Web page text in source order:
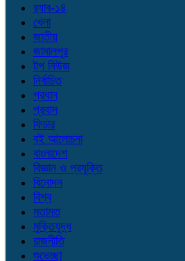
র‌্যাব-১৪
খেলা
জাতীয়
জামালপুর
টপ নিউজ
নির্বাচিত
প্রধান
প্রবাস
ফিচার
বই আলোচনা
বাংলাদেশ
বিজ্ঞান ও প্রযুক্তি
বিনোদন
বিশ্ব
মতামত
মুক্তিযুদ্ধ
রাজনীতি
শুভেচ্ছা